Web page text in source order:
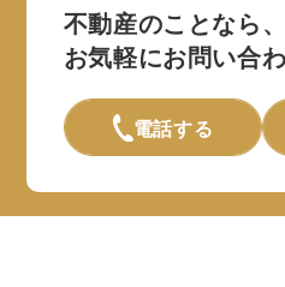
不動産のことなら、
お気軽にお問い合
電話する